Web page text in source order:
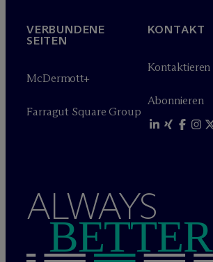
VERBUNDENE
SEITEN
McDermott+
Farragut Square Group
KONTAKT
Kontaktieren
Abonnieren
ALWAYS
BETTER